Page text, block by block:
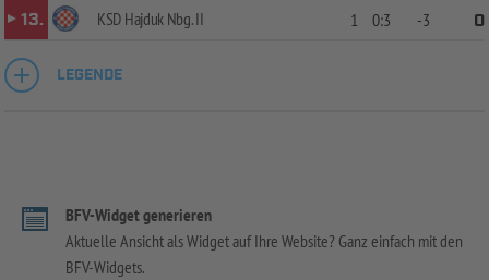
13.
KSD Hajduk Nbg. II 1 0:3 -3 0
LEGENDE
BFV-Widget generieren
Aktuelle Ansicht als Widget auf Ihre Website? Ganz einfach mit den
BFV-Widgets.